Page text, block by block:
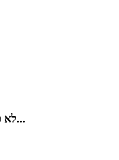
לא כדאי לפספס...